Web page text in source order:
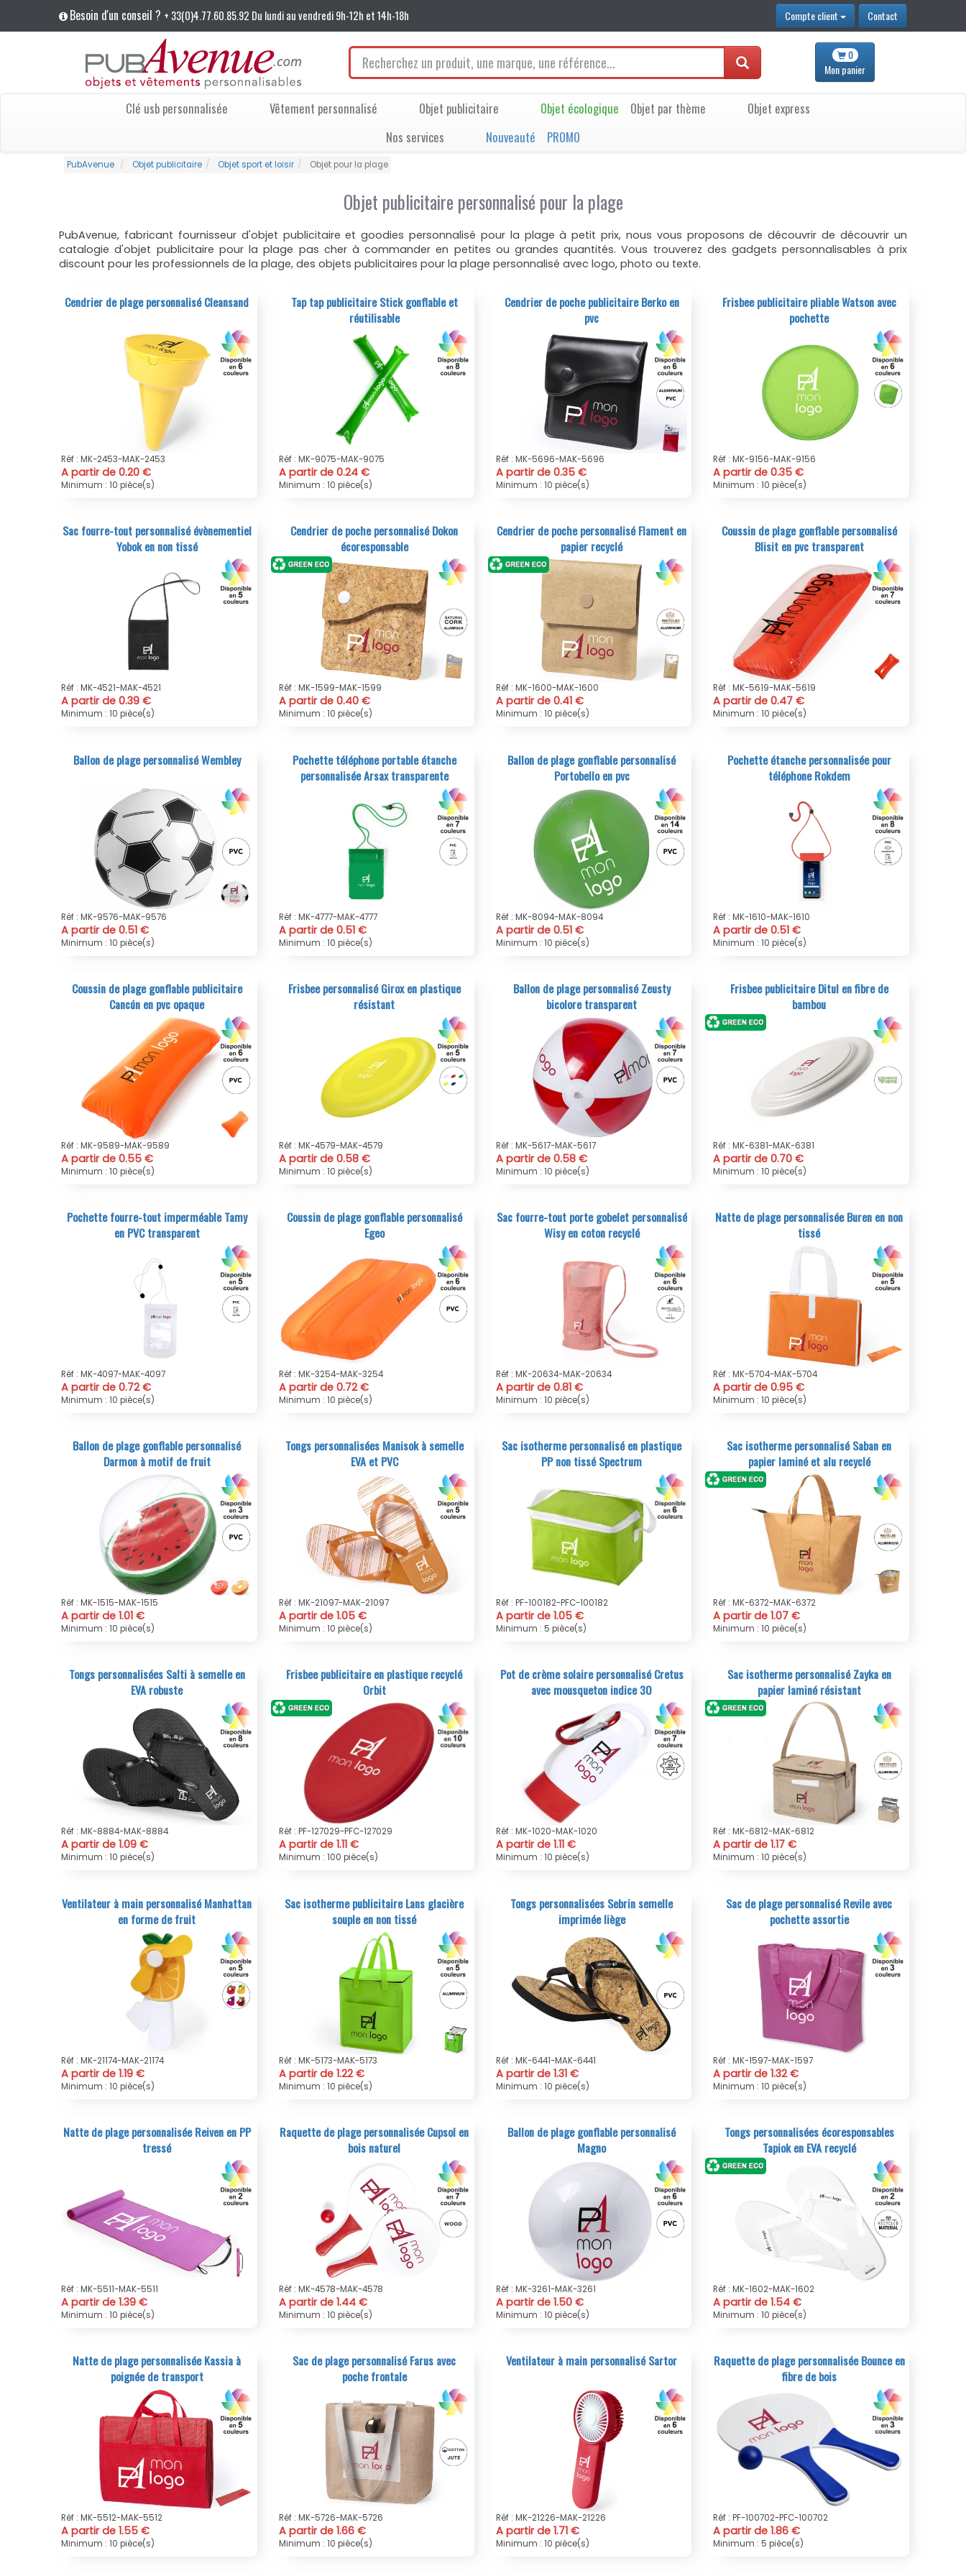
Besoin d'un conseil ? + 33(0)4.77.60.85.92 Du lundi au vendredi 9h-12h et 14h-18h Compte client Contact
0
Monpanier
Clé usb personnalisée Vêtement personnalisé Objet publicitaire Objet écologique Objet par thème
Objet express
Nos services
Nouveauté PROMO
PubAvenue Objet publicitaire Objet sport et loisir Objet pour la plage
Objet publicitaire personnalisé pour la plage
PubAvenue, fabricant fournisseur d'objet publicitaire et goodies personnalisé pour la plage à petit prix, nous vous proposons de découvrir de découvrir un
catalogie d'objet publicitaire pour la plage pas cher à commander en petites ou grandes quantités. Vous trouverez des gadgets personnalisables à prix
discount pour les professionnels de la plage, des objets publicitaires pour la plage personnalisé avec logo, photo ou texte.
Cendrier de plage personnalisé Cleansand
Réf : MK-2453-MAK-2453
A partir de 0.20 €
Minimum : 10 pièce(s)
Tap tap publicitaire Stick gonflable et
réutilisable
Réf : MK-9075-MAK-9075
A partir de 0.24 €
Minimum : 10 pièce(s)
Cendrier de poche publicitaire Berko en
pvc
Réf : MK-5696-MAK-5696
A partir de 0.35 €
Minimum : 10 pièce(s)
Frisbee publicitaire pliable Watson avec
pochette
Réf : MK-9156-MAK-9156
A partir de 0.35 €
Minimum : 10 pièce(s)
Sac fourre-tout personnalisé évènementiel
Yobok en non tissé
Réf : MK-4521-MAK-4521
A partir de 0.39 €
Minimum : 10 pièce(s)
Cendrier de poche personnalisé Dokon
écoresponsable
Réf : MK-1599-MAK-1599
A partir de 0.40 €
Minimum : 10 pièce(s)
Cendrier de poche personnalisé Flament en
papier recyclé
Réf : MK-1600-MAK-1600
A partir de 0.41 €
Minimum : 10 pièce(s)
Coussin de plage gonflable personnalisé
Blisit en pvc transparent
Réf : MK-5619-MAK-5619
A partir de 0.47 €
Minimum : 10 pièce(s)
Ballon de plage personnalisé Wembley
Réf : MK-9576-MAK-9576
A partir de 0.51 €
Minimum : 10 pièce(s)
Pochette téléphone portable étanche
personnalisée Arsax transparente
Réf : MK-4777-MAK-4777
A partir de 0.51 €
Minimum : 10 pièce(s)
Ballon de plage gonflable personnalisé
Portobello en pvc
Réf : MK-8094-MAK-8094
A partir de 0.51 €
Minimum : 10 pièce(s)
Pochette étanche personnalisée pour
téléphone Rokdem
Réf : MK-1610-MAK-1610
A partir de 0.51 €
Minimum : 10 pièce(s)
Coussin de plage gonflable publicitaire
Cancún en pvc opaque
Réf : MK-9589-MAK-9589
A partir de 0.55 €
Minimum : 10 pièce(s)
Frisbee personnalisé Girox en plastique
résistant
Réf : MK-4579-MAK-4579
A partir de 0.58 €
Minimum : 10 pièce(s)
Ballon de plage personnalisé Zeusty
bicolore transparent
Réf : MK-5617-MAK-5617
A partir de 0.58 €
Minimum : 10 pièce(s)
Frisbee publicitaire Ditul en fibre de
bambou
Réf : MK-6381-MAK-6381
A partir de 0.70 €
Minimum : 10 pièce(s)
Pochette fourre-tout imperméable Tamy
en PVC transparent
Réf : MK-4097-MAK-4097
A partir de 0.72 €
Minimum : 10 pièce(s)
Coussin de plage gonflable personnalisé
Egeo
Réf : MK-3254-MAK-3254
A partir de 0.72 €
Minimum : 10 pièce(s)
Sac fourre-tout porte gobelet personnalisé
Wisy en coton recyclé
Réf : MK-20634-MAK-20634
A partir de 0.81 €
Minimum : 10 pièce(s)
Natte de plage personnalisée Buren en non
tissé
Réf : MK-5704-MAK-5704
A partir de 0.95 €
Minimum : 10 pièce(s)
Ballon de plage gonflable personnalisé
Darmon à motif de fruit
Réf : MK-1515-MAK-1515
A partir de 1.01 €
Minimum : 10 pièce(s)
Tongs personnalisées Manisok à semelle
EVA et PVC
Réf : MK-21097-MAK-21097
A partir de 1.05 €
Minimum : 10 pièce(s)
Sac isotherme personnalisé en plastique
PP non tissé Spectrum
Réf : PF-100182-PFC-100182
A partir de 1.05 €
Minimum : 5 pièce(s)
Sac isotherme personnalisé Saban en
papier laminé et alu recyclé
Réf : MK-6372-MAK-6372
A partir de 1.07 €
Minimum : 10 pièce(s)
Tongs personnalisées Salti à semelle en
EVA robuste
Réf : MK-8884-MAK-8884
A partir de 1.09 €
Minimum : 10 pièce(s)
Frisbee publicitaire en plastique recyclé
Orbit
Réf : PF-127029-PFC-127029
A partir de 1.11 €
Minimum : 100 pièce(s)
Pot de crème solaire personnalisé Cretus
avec mousqueton indice 30
Réf : MK-1020-MAK-1020
A partir de 1.11 €
Minimum : 10 pièce(s)
Sac isotherme personnalisé Zayka en
papier laminé résistant
Réf : MK-6812-MAK-6812
A partir de 1.17 €
Minimum : 10 pièce(s)
Ventilateur à main personnalisé Manhattan
en forme de fruit
Réf : MK-21174-MAK-21174
A partir de 1.19 €
Minimum : 10 pièce(s)
Sac isotherme publicitaire Lans glacière
souple en non tissé
Réf : MK-5173-MAK-5173
A partir de 1.22 €
Minimum : 10 pièce(s)
Tongs personnalisées Sebrin semelle
imprimée liège
Réf : MK-6441-MAK-6441
A partir de 1.31 €
Minimum : 10 pièce(s)
Sac de plage personnalisé Revile avec
pochette assortie
Réf : MK-1597-MAK-1597
A partir de 1.32 €
Minimum : 10 pièce(s)
Natte de plage personnalisée Reiven en PP
tressé
Réf : MK-5511-MAK-5511
A partir de 1.39 €
Minimum : 10 pièce(s)
Raquette de plage personnalisée Cupsol en
bois naturel
Réf : MK-4578-MAK-4578
A partir de 1.44 €
Minimum : 10 pièce(s)
Ballon de plage gonflable personnalisé
Magno
Réf : MK-3261-MAK-3261
A partir de 1.50 €
Minimum : 10 pièce(s)
Tongs personnalisées écoresponsables
Tapiok en EVA recyclé
Réf : MK-1602-MAK-1602
A partir de 1.54 €
Minimum : 10 pièce(s)
Natte de plage personnalisée Kassia à
poignée de transport
Réf : MK-5512-MAK-5512
A partir de 1.55 €
Minimum : 10 pièce(s)
Sac de plage personnalisé Farus avec
poche frontale
Réf : MK-5726-MAK-5726
A partir de 1.66 €
Minimum : 10 pièce(s)
Ventilateur à main personnalisé Sartor
Réf : MK-21226-MAK-21226
A partir de 1.71 €
Minimum : 10 pièce(s)
Raquette de plage personnalisée Bounce en
fibre de bois
Réf : PF-100702-PFC-100702
A partir de 1.86 €
Minimum : 5 pièce(s)